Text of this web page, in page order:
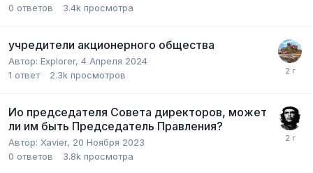
0 ответов 3.4k просмотра
учредители акционерного общества
Автор: Explorer, 4 Апреля 2024
1 ответ 2.3k просмотров
Ио председателя Совета директоров, может
ли им быть Председатель Правления?
Автор: Xavier, 20 Ноября 2023
0 ответов 3.8k просмотра